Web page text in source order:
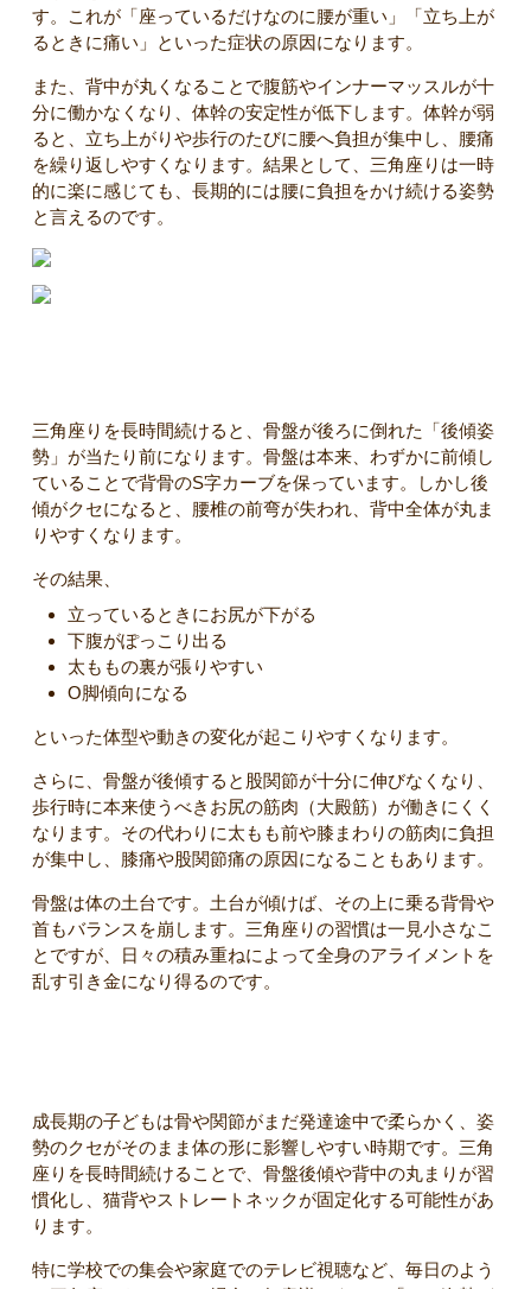
す。これが「座っているだけなのに腰が重い」「立ち上が
るときに痛い」といった症状の原因になります。
また、背中が丸くなることで腹筋やインナーマッスルが十
分に働かなくなり、体幹の安定性が低下します。体幹が弱
ると、立ち上がりや歩行のたびに腰へ負担が集中し、腰痛
を繰り返しやすくなります。結果として、三角座りは一時
的に楽に感じても、長期的には腰に負担をかけ続ける姿勢
と言えるのです。
三角座りを長時間続けると、骨盤が後ろに倒れた「後傾姿
勢」が当たり前になります。骨盤は本来、わずかに前傾し
ていることで背骨のS字カーブを保っています。しかし後
傾がクセになると、腰椎の前弯が失われ、背中全体が丸ま
りやすくなります。
その結果、
立っているときにお尻が下がる
下腹がぽっこり出る
太ももの裏が張りやすい
O脚傾向になる
といった体型や動きの変化が起こりやすくなります。
さらに、骨盤が後傾すると股関節が十分に伸びなくなり、
歩行時に本来使うべきお尻の筋肉（大殿筋）が働きにくく
なります。その代わりに太もも前や膝まわりの筋肉に負担
が集中し、膝痛や股関節痛の原因になることもあります。
骨盤は体の土台です。土台が傾けば、その上に乗る背骨や
首もバランスを崩します。三角座りの習慣は一見小さなこ
とですが、日々の積み重ねによって全身のアライメントを
乱す引き金になり得るのです。
成長期の子どもは骨や関節がまだ発達途中で柔らかく、姿
勢のクセがそのまま体の形に影響しやすい時期です。三角
座りを長時間続けることで、骨盤後傾や背中の丸まりが習
慣化し、猫背やストレートネックが固定化する可能性があ
ります。
特に学校での集会や家庭でのテレビ視聴など、毎日のよう